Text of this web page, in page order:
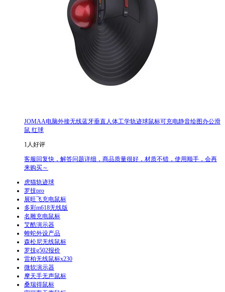
JOMAA电脑外接无线蓝牙垂直人体工学轨迹球鼠标可充电静音绘图办公滑
鼠 红球
1人好评
客服回复快，解答问题详细，商品质量很好，材质不错，使用顺手，会再
来购买～
虎猫轨迹球
罗技pro
展旺飞充电鼠标
多彩m618无线版
名雕充电鼠标
艾酷演示器
蝰蛇外设产品
森松尼无线鼠标
罗技g502报价
雷柏无线鼠标x230
微软演示器
摩天手无声鼠标
桑瑞得鼠标